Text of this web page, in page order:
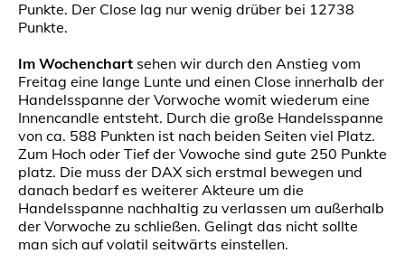
Punkte. Der Close lag nur wenig drüber bei 12738
Punkte.
Im Wochenchart sehen wir durch den Anstieg vom
Freitag eine lange Lunte und einen Close innerhalb der
Handelsspanne der Vorwoche womit wiederum eine
Innencandle entsteht. Durch die große Handelsspanne
von ca. 588 Punkten ist nach beiden Seiten viel Platz.
Zum Hoch oder Tief der Vowoche sind gute 250 Punkte
platz. Die muss der DAX sich erstmal bewegen und
danach bedarf es weiterer Akteure um die
Handelsspanne nachhaltig zu verlassen um außerhalb
der Vorwoche zu schließen. Gelingt das nicht sollte
man sich auf volatil seitwärts einstellen.